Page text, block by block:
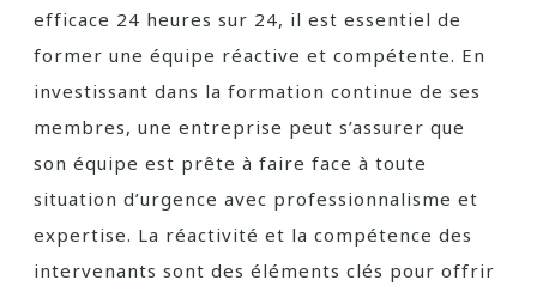
efficace 24 heures sur 24, il est essentiel de
former une équipe réactive et compétente. En
investissant dans la formation continue de ses
membres, une entreprise peut s’assurer que
son équipe est prête à faire face à toute
situation d’urgence avec professionnalisme et
expertise. La réactivité et la compétence des
intervenants sont des éléments clés pour offrir